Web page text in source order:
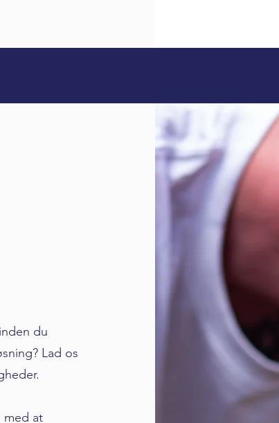
du
Lad os
med at